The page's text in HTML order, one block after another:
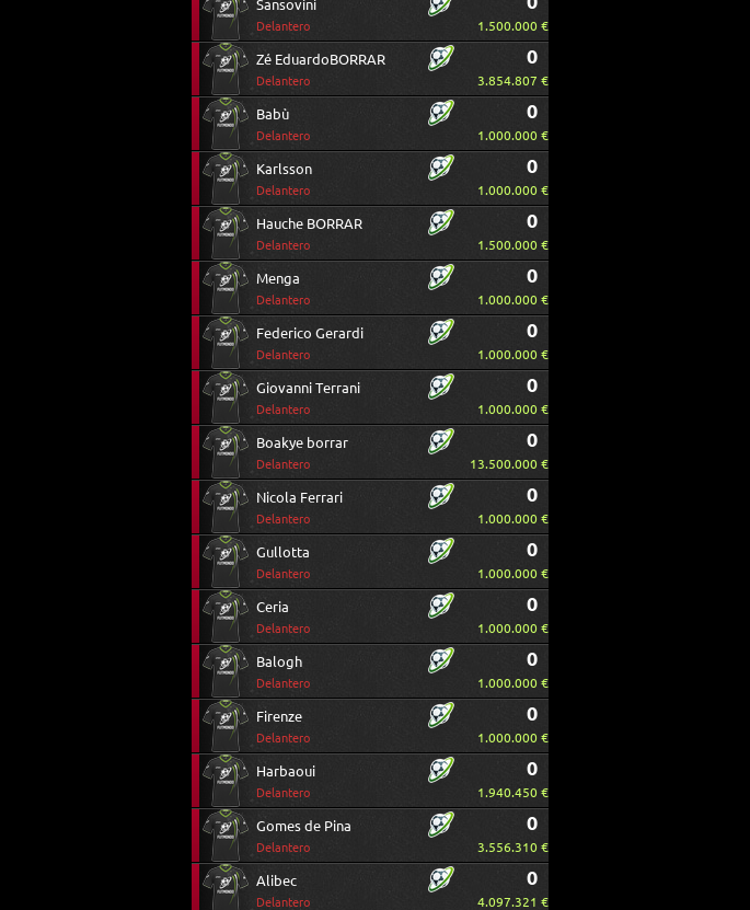
Sansovini
Delantero 1.500.000 €
Zé EduardoBORRAR
Delantero
0
3.854.807 €
Babù
Delantero
0
1.000.000 €
Karlsson
Delantero
0
1.000.000 €
Hauche BORRAR
Delantero
0
1.500.000 €
Menga
Delantero
0
1.000.000 €
Federico Gerardi
Delantero
0
1.000.000 €
Giovanni Terrani
Delantero
0
1.000.000 €
Boakye borrar
Delantero
0
13.500.000 €
Nicola Ferrari
Delantero
0
1.000.000 €
Gullotta
Delantero
0
1.000.000 €
Ceria
Delantero
0
1.000.000 €
Balogh
Delantero
0
1.000.000 €
Firenze
Delantero
0
1.000.000 €
Harbaoui
Delantero
0
1.940.450 €
Gomes de Pina
Delantero
0
3.556.310 €
Alibec
Delantero
0
4.097.321 €